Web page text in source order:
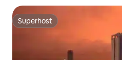
Superhost
Superhost